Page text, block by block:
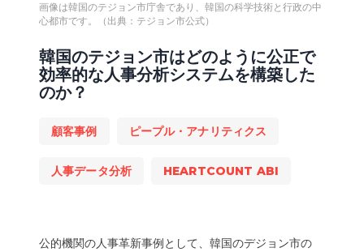
画像は韓国のテジョン市庁舎であり、韓国の科学技術と行政の中
心都市です。（出典：テジョン市公式）
韓国のテジョン市はどのように公正で
効率的な人事分析システムを構築した
のか？
顧客事例 ピープル・アナリティクス
人事データ分析 HEARTCOUNT ABI
公的機関の人事革新事例として、韓国のデジョン市の